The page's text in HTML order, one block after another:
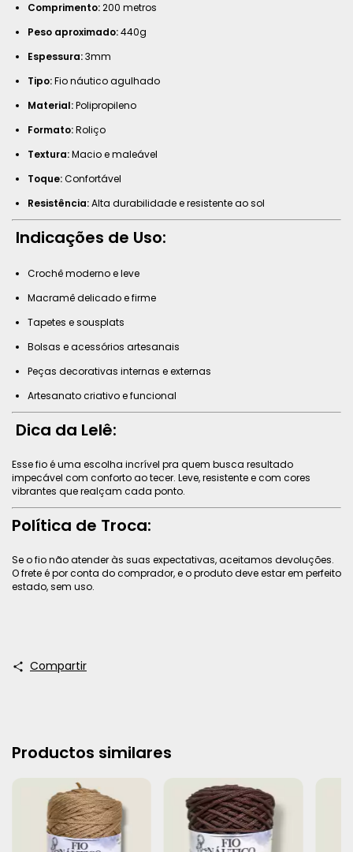
Comprimento:200 metros
Peso aproximado:440g
Espessura:3mm
Tipo:Fio náutico agulhado
Material:Polipropileno
Formato:Roliço
Textura:Macio e maleável
Toque:Confortável
Resistência:Alta durabilidade e resistente ao sol
Indicações de Uso:
Crochê moderno e leve
Macramê delicado e firme
Tapetes e sousplats
Bolsas e acessórios artesanais
Peças decorativas internas e externas
Artesanato criativo e funcional
Dica da Lelê:
Esse fio é uma escolha incrível pra quem busca resultado
impecável com conforto ao tecer. Leve, resistente e com cores
vibrantes que realçam cada ponto.
Política de Troca:
Se o fio não atender às suas expectativas, aceitamos devoluções.
O frete é por conta do comprador, e o produto deve estar em perfeito
estado, sem uso.
Compartir
Productos similares